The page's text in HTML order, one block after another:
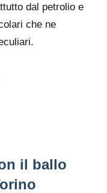
dal petrolio e
che ne
il ballo